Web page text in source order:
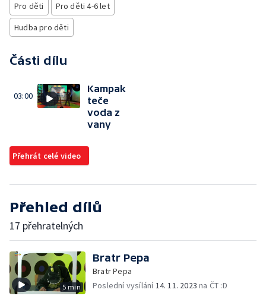
Pro děti
Pro děti 4-6 let
Hudba pro děti
Části dílu
03:00
Kampak
teče
voda z
vany
Přehrát celé video
Přehled dílů
17 přehratelných
5 min
Bratr Pepa
Bratr Pepa
Poslední vysílání14. 11. 2023 na ČT :D